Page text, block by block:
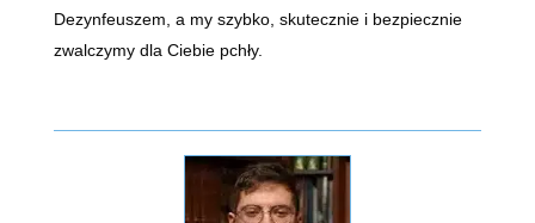
Dezynfeuszem, a my szybko, skutecznie i bezpiecznie
zwalczymy dla Ciebie pchły.